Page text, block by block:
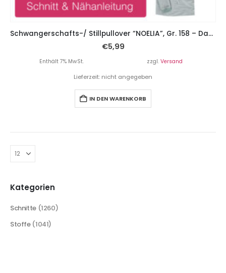
Schwangerschafts-/ Stillpullover “NOELIA”, Gr. 158 – Damengr. 46
€5,99
Enthält 7% MwSt. zzgl. Versand
Lieferzeit: nicht angegeben
IN DEN WARENKORB
Kategorien
Schnitte (1260)
Stoffe (1041)